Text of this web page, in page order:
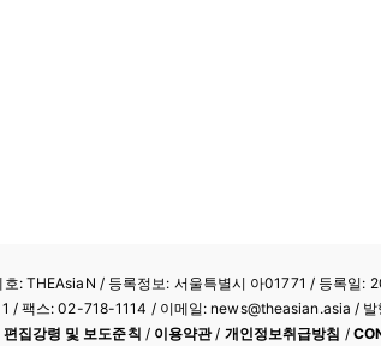
호: THEAsiaN / 등록정보: 서울특별시 아01771 / 등록일:
/팩스: 02-718-1114 / 이메일: news@theasian.asia / 발
편집강령 및 보도준칙 / 이용약관/ 개인정보취급방침 /